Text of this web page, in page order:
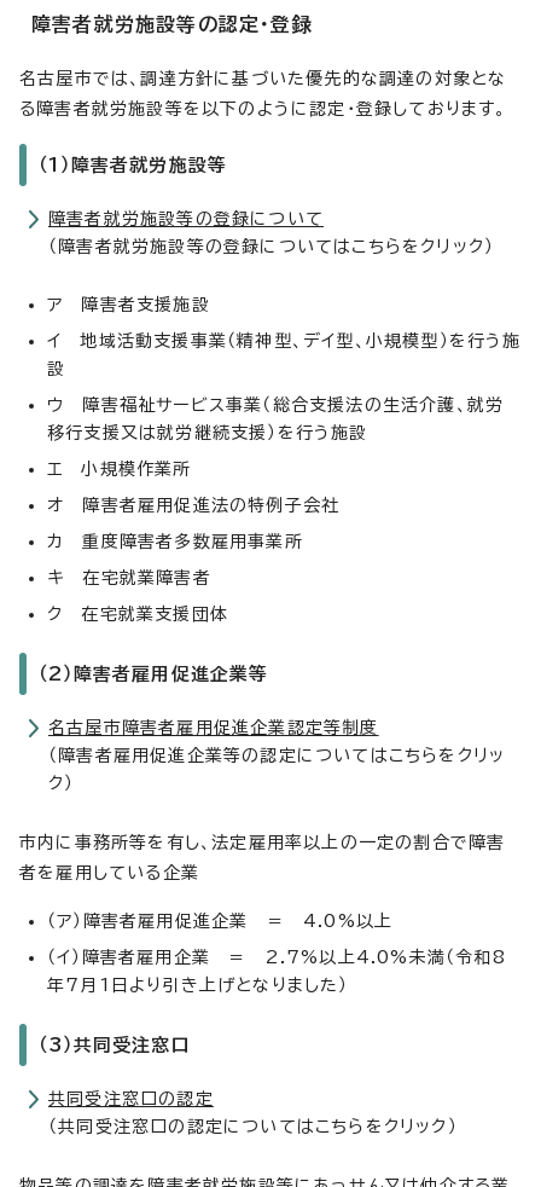
障害者就労施設等の認定・登録
名古屋市では、調達方針に基づいた優先的な調達の対象とな
る障害者就労施設等を以下のように認定・登録しております。
（1）障害者就労施設等
障害者就労施設等の登録について
（障害者就労施設等の登録についてはこちらをクリック）
ア 障害者支援施設
イ 地域活動支援事業（精神型、デイ型、小規模型）を行う施
設
ウ 障害福祉サービス事業（総合支援法の生活介護、就労
移行支援又は就労継続支援）を行う施設
エ 小規模作業所
オ 障害者雇用促進法の特例子会社
カ 重度障害者多数雇用事業所
キ 在宅就業障害者
ク 在宅就業支援団体
（2）障害者雇用促進企業等
名古屋市障害者雇用促進企業認定等制度
（障害者雇用促進企業等の認定についてはこちらをクリッ
ク）
市内に事務所等を有し、法定雇用率以上の一定の割合で障害
者を雇用している企業
（ア）障害者雇用促進企業 ＝ 4.0%以上
（イ）障害者雇用企業 ＝ 2.7%以上4.0%未満（令和8
年7月1日より引き上げとなりました）
（3）共同受注窓口
共同受注窓口の認定
（共同受注窓口の認定についてはこちらをクリック）